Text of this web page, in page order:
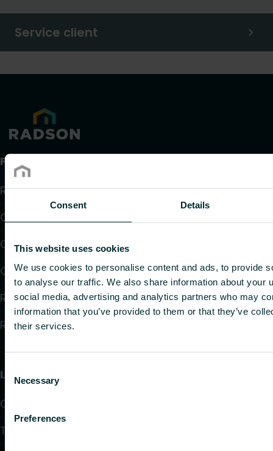
Consent Details
This website uses cookies
We use cookies to personalise content and ads, to provide
to analyse our traffic. We also share information about your
social media, advertising and analytics partners who may
information that you’ve provided to them or that they’ve
their services.
Selection
Necessary
Preferences
Service client
Produits
Radiateurs
Chauffage par le sol et raffraîchissant
Convecteurs
Chauffage électrique
Régulation électrique
Régulation hydraulique
Liens utiles
Calculateurs
Téléchargements